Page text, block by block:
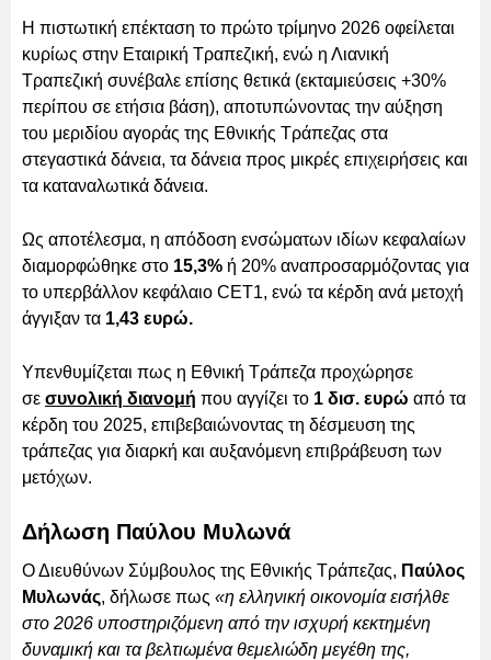
Η πιστωτική επέκταση το πρώτο τρίμηνο 2026 οφείλεται
κυρίως στην Εταιρική Τραπεζική, ενώ η Λιανική
Τραπεζική συνέβαλε επίσης θετικά (εκταμιεύσεις +30%
περίπου σε ετήσια βάση), αποτυπώνοντας την αύξηση
του μεριδίου αγοράς της Εθνικής Τράπεζας στα
στεγαστικά δάνεια, τα δάνεια προς μικρές επιχειρήσεις και
τα καταναλωτικά δάνεια.
Ως αποτέλεσμα, η απόδοση ενσώματων ιδίων κεφαλαίων
διαμορφώθηκε στο 15,3% ή 20% αναπροσαρμόζοντας για
το υπερβάλλον κεφάλαιο CET1, ενώ τα κέρδη ανά μετοχή
άγγιξαν τα 1,43 ευρώ.
Υπενθυμίζεται πως η Εθνική Τράπεζα προχώρησε
σε συνολική διανομή που αγγίζει το 1 δισ. ευρώ από τα
κέρδη του 2025, επιβεβαιώνοντας τη δέσμευση της
τράπεζας για διαρκή και αυξανόμενη επιβράβευση των
μετόχων.
Δήλωση Παύλου Μυλωνά
Ο Διευθύνων Σύμβουλος της Εθνικής Τράπεζας, Παύλος
Μυλωνάς, δήλωσε πως «η ελληνική οικονομία εισήλθε
στο 2026 υποστηριζόμενη από την ισχυρή κεκτημένη
δυναμική και τα βελτιωμένα θεμελιώδη μεγέθη της,